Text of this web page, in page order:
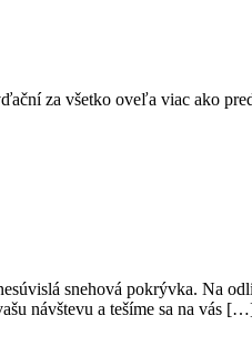
za všetko oveľa viac ako
snehová pokrývka. Na
návštevu a tešíme sa na vás